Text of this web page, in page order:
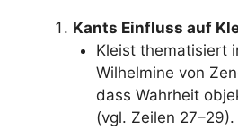
Kants Einfluss auf
Kleist thematisiert
Wilhelmine von
dass Wahrheit
(vgl. Zeilen 27–29).